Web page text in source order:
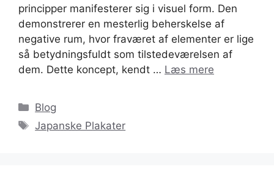
principper manifesterer sig i visuel form. Den
demonstrerer en mesterlig beherskelse af
negative rum, hvor fraværet af elementer er lige
så betydningsfuldt som tilstedeværelsen af
dem. Dette koncept, kendt … Læs mere
Kategorier
Blog
Tags
Japanske Plakater